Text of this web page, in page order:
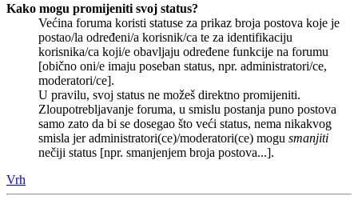
Kako mogu promijeniti svoj status?
Većina foruma koristi statuse za prikaz broja postova koje je
postao/la određeni/a korisnik/ca te za identifikaciju
korisnika/ca koji/e obavljaju određene funkcije na forumu
[obično oni/e imaju poseban status, npr. administratori/ce,
moderatori/ce].
U pravilu, svoj status ne možeš direktno promijeniti.
Zloupotrebljavanje foruma, u smislu postanja puno postova
samo zato da bi se dosegao što veći status, nema nikakvog
smisla jer administratori(ce)/moderatori(ce) mogu smanjiti
nečiji status [npr. smanjenjem broja postova...].
Vrh